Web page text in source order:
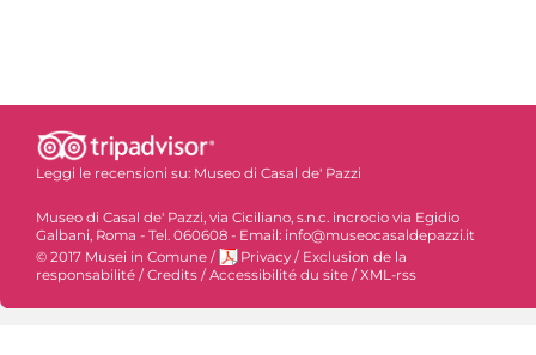
Leggi le recensioni su: Museo di Casal de' Pazzi
Museo di Casal de' Pazzi, via Ciciliano, s.n.c. incrocio via Egidio
Galbani, Roma - Tel. 060608 - Email: info@museocasaldepazzi.it
© 2017 Musei in Comune / Privacy / Exclusion de la
responsabilité /Credits /Accessibilité du site /XML-rss